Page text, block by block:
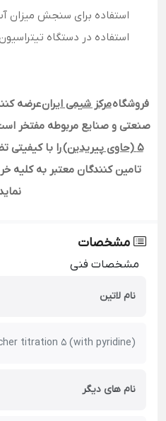
استفاده برای سنجش میزان
استفاده در دستگاه
فروشگاهمرکز شیمی ایرانعرضه
صنعتی و صنایع مربوطه مفتخر
5 (حاوی پیریدین)
را با
تامین کنندگان معتبر به کلیه
مشخصات
مشخصات فنی
نام لاتین
titration 5 (with pyridine)
نام های دیگر